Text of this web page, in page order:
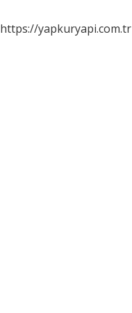
https://yapkuryapi.com.tr